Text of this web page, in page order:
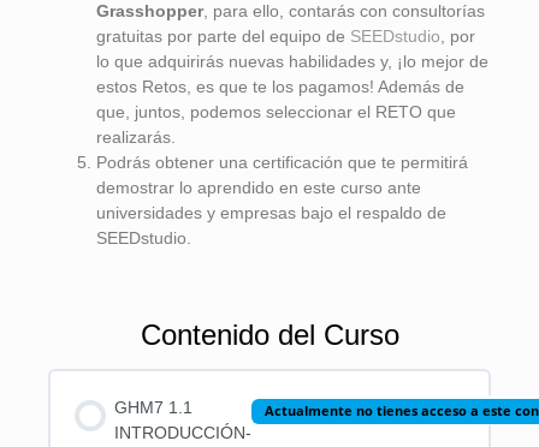
Grasshopper, para ello, contarás con consultorías
gratuitas por parte del equipo de SEEDstudio, por
lo que adquirirás nuevas habilidades y, ¡lo mejor de
estos Retos, es que te los pagamos! Además de
que, juntos, podemos seleccionar el RETO que
realizarás.
Podrás obtener una certificación que te permitirá
demostrar lo aprendido en este curso ante
universidades y empresas bajo el respaldo de
SEEDstudio.
Contenido del Curso
GHM7 1.1
INTRODUCCIÓN-
Actualmente no tienes acceso a este